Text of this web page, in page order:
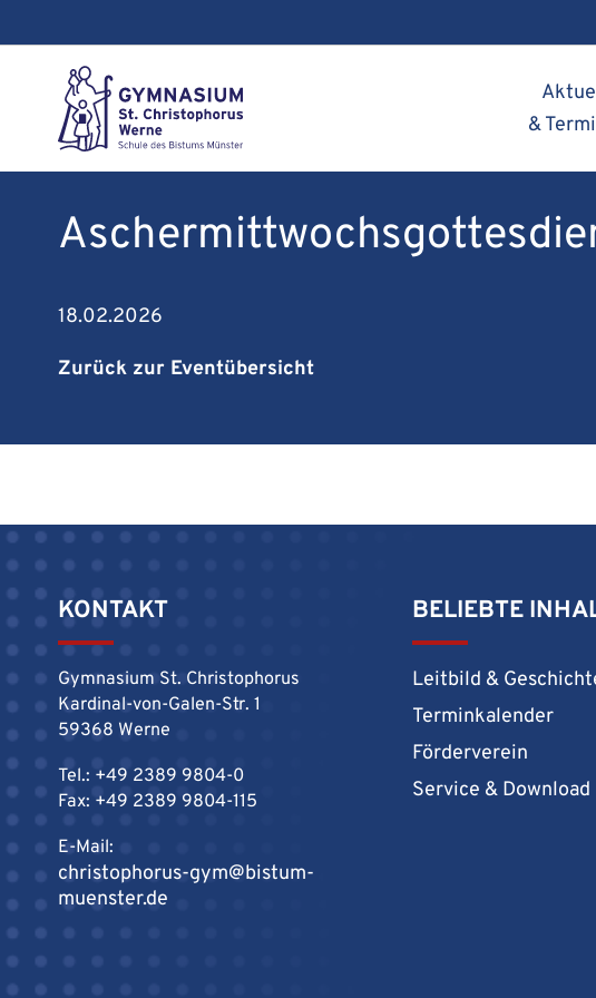
&
18.02.2026
Zurück zur Eventübersicht
KONTAKT
Gymnasium St. Christophorus
Kardinal-von-Galen-Str. 1
59368 Werne
Tel.: +49 2389 9804-0
Fax: +49 2389 9804-115
E-Mail:
christophorus-gym@bistum-
muenster.de
BELIEBTE
Leitbild &
Terminkalender
Förderverein
Service & Download